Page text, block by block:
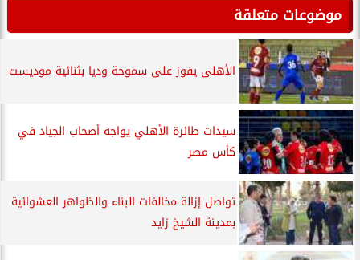
موضوعات متعلقة
الأهلى يفوز على سموحة وديا بثنائية موديست
سيدات طائرة الأهلي يواجه أصحاب الجياد في
كأس مصر
تواصل إزالة مخالفات البناء والظواهر العشوائية
بمدينة الشيخ زايد